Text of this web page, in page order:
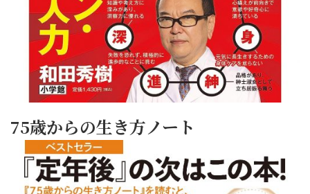
75歳からの生き方ノート